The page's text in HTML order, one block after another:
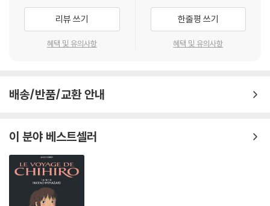
리뷰 쓰기
혜택 및 유의사항
한줄평 쓰기
혜택 및 유의사항
배송/반품/교환 안내
이 분야 베스트셀러